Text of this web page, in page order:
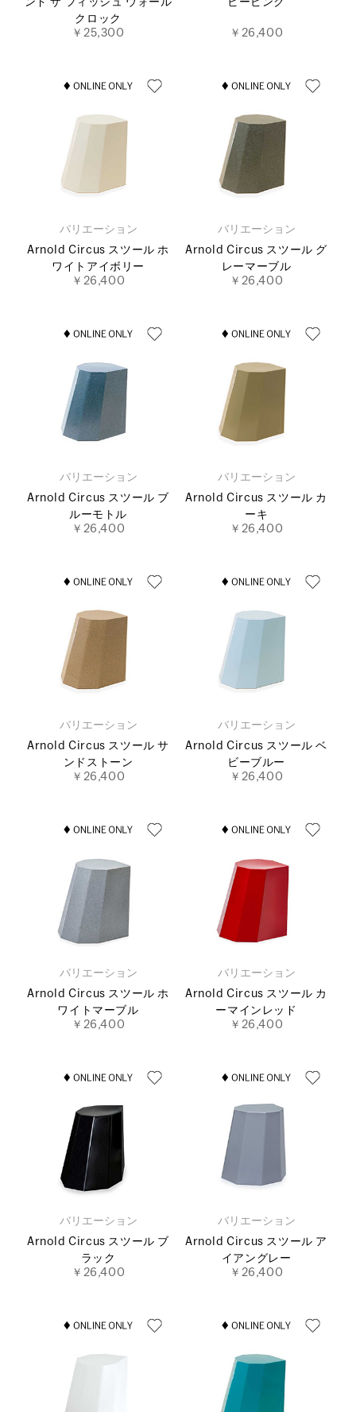
ンド ザ フィッシュ ウォール
クロック
￥25,300
ビーピンク
￥26,400
バリエーション
Arnold Circus スツール ホ
ワイトアイボリー
￥26,400
バリエーション
Arnold Circus スツール グ
レーマーブル
￥26,400
バリエーション
Arnold Circus スツール ブ
ルーモトル
￥26,400
バリエーション
Arnold Circus スツール カ
ーキ
￥26,400
バリエーション
Arnold Circus スツール サ
ンドストーン
￥26,400
バリエーション
Arnold Circus スツール ベ
ビーブルー
￥26,400
バリエーション
Arnold Circus スツール ホ
ワイトマーブル
￥26,400
バリエーション
Arnold Circus スツール カ
ーマインレッド
￥26,400
バリエーション
Arnold Circus スツール ブ
ラック
￥26,400
バリエーション
Arnold Circus スツール ア
イアングレー
￥26,400